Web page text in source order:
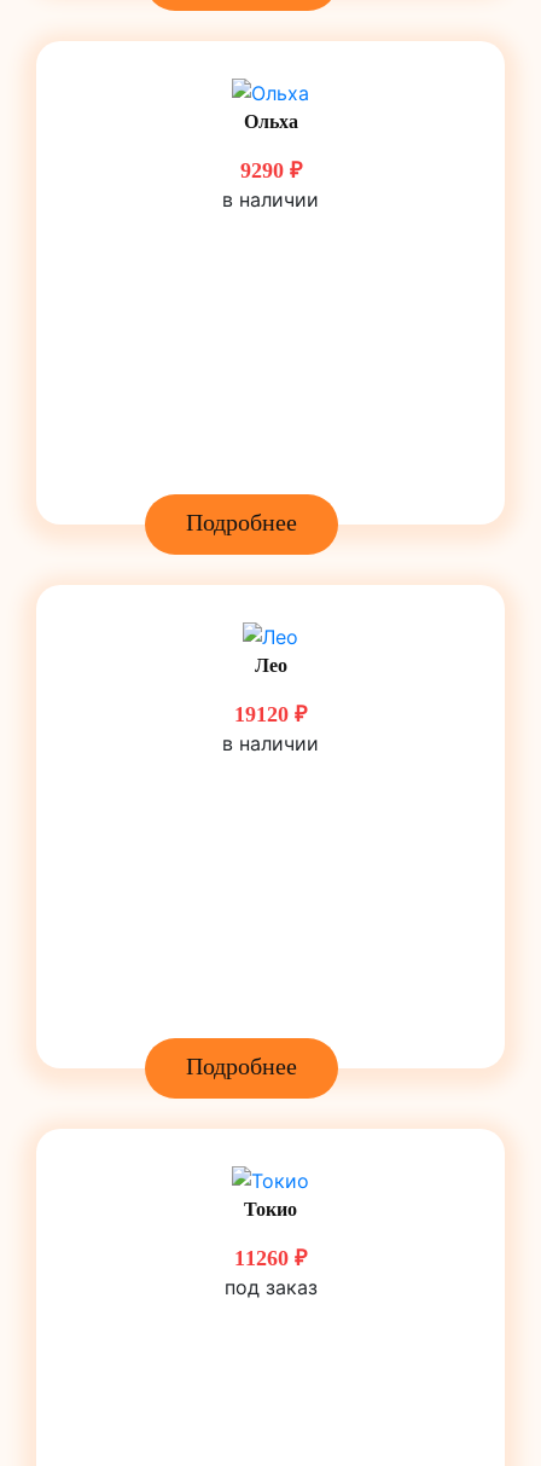
Ольха
9290 ₽
в наличии
Подробнее
Лео
19120 ₽
в наличии
Подробнее
Токио
11260 ₽
под заказ